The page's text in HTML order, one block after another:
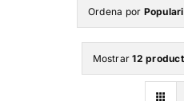
Ordena por
Mostrar12